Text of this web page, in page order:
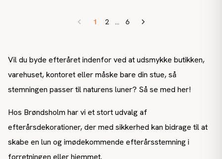
1 2 ... 6
Vil du byde efteråret indenfor ved at udsmykke butikken,
varehuset, kontoret eller måske bare din stue, så
stemningen passer til naturens luner? Så se med her!
Hos Brøndsholm har vi et stort udvalg af
efterårsdekorationer, der med sikkerhed kan bidrage til at
skabe en lun og imødekommende efterårsstemning i
forretningen eller hjemmet.